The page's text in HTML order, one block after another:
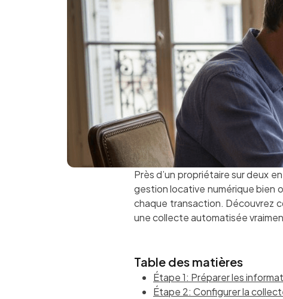
Près d’un propriétaire sur deux
gestion locative numérique bien
chaque transaction. Découvrez
une collecte automatisée
Table des matières
Étape 1: Préparer les
Étape 2: Configurer la